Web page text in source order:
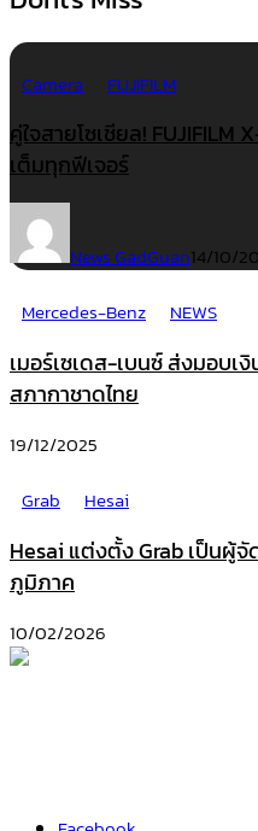
Camera FUJIFILM
คู่ใจสายโซเชียล!
เต็มทุกฟีเจอร์
News GadGuan14/10/
Mercedes-Benz
NEWS
เมอร์เซเดส-เบนซ์ ส่งมอบ
สภากาชาดไทย
19/12/2025
Grab
Hesai
Hesai แต่งตั้ง Grab เป็นผู้จั
ภูมิภาค
10/02/2026